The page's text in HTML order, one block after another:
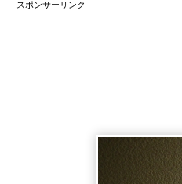
スポンサーリンク